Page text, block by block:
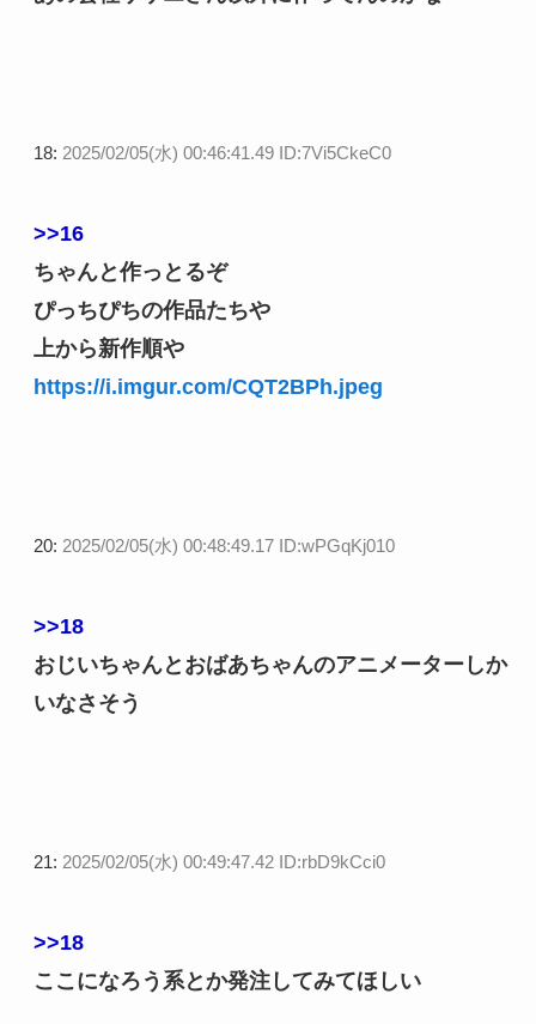
18: 2025/02/05(水) 00:46:41.49 ID:7Vi5CkeC0
>>16
ちゃんと作っとるぞ
ぴっちぴちの作品たちや
上から新作順や
https://i.imgur.com/CQT2BPh.jpeg
20: 2025/02/05(水) 00:48:49.17 ID:wPGqKj010
>>18
おじいちゃんとおばあちゃんのアニメーターしか
いなさそう
21: 2025/02/05(水) 00:49:47.42 ID:rbD9kCci0
>>18
ここになろう系とか発注してみてほしい